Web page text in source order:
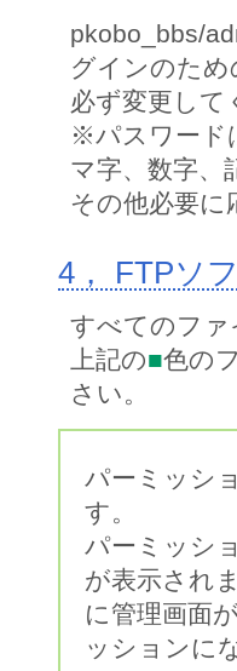
pkobo_bbs/
グインのた
必ず変更して
※パスワード
マ字、数字、
その他必要
4， FTPソ
すべてのフ
上記の■色の
さい。
パーミッシ
す。
パーミッシ
が表示され
に管理画面
ッションに